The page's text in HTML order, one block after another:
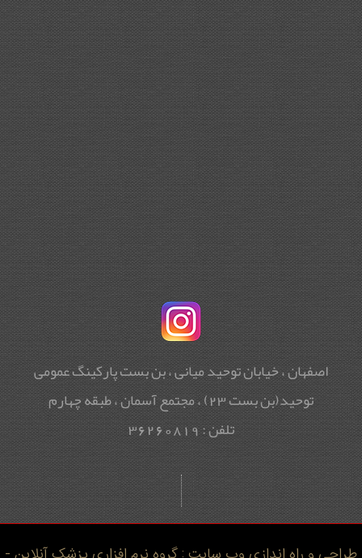
اصفهان ، خیابان توحید میانی ، بن بست پارکینگ عمومی
توحید(بن بست 23) ، مجتمع آسمان ، طبقه چهارم
تلفن : 36260819